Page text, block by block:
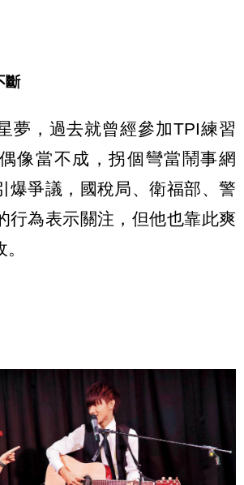
斷
夢，過去就曾經參加TPI練習
像當不成，拐個彎當鬧事網
爆爭議，國稅局、衛福部、警
行為表示關注，但他也靠此爽